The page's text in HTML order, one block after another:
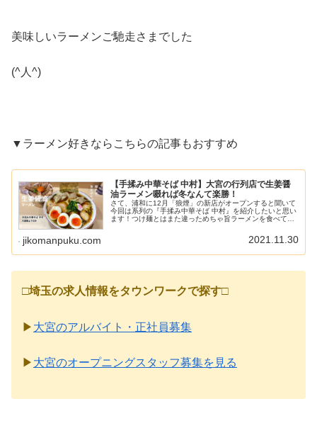
美味しいラーメンご馳走さまでした
(^人^)
▼ラーメン好きならこちらの記事もおすすめ
【手揉み中華そば 中村】大宮の行列店で生姜醤
油ラーメン啜れば冬なんて楽勝！
さて、浦和に12月「狼煙」の新店がオープンすると聞いて
今回は系列の『手揉み中華そば 中村』を紹介したいと思い
ます！つけ麺とはまた違っためちゃ旨ラーメンを食べてき
jikomanpuku.com 2021.11.30
□埼玉の求人情報をタウンワークで探す□
▶ 大宮のアルバイト・正社員募集
▶ 大宮のオープニングスタッフ募集を見る